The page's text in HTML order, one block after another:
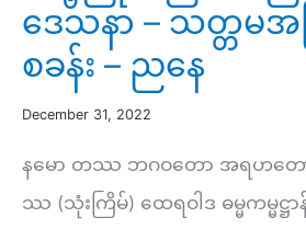
ဒေသနာ – သတ္တမအ
စခန်း – ညနေ
December 31, 2022
နမော တဿ ဘဂဝတော အရဟတော
ဿ (သုံးကြိမ်) ထေရဝါဒ ဓမ္မကမ္မဋ္ဌ